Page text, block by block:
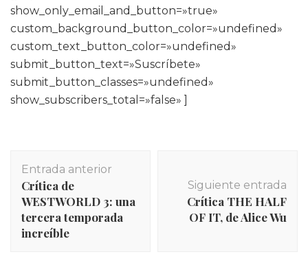
show_only_email_and_button=»true»
custom_background_button_color=»undefined»
custom_text_button_color=»undefined»
submit_button_text=»Suscríbete»
submit_button_classes=»undefined»
show_subscribers_total=»false» ]
de
entradas
Entrada anterior
Crítica de
WESTWORLD 3: una
tercera temporada
increíble
Siguiente entrada
Crítica THE HALF
OF IT, de Alice Wu